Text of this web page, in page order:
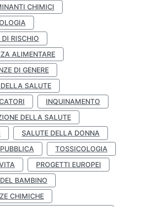
CHIMICI
DI RISCHIO
ALIMENTARE
DI GENERE
SALUTE
INQUINAMENTO
DELLA SALUTE
SALUTE DELLA DONNA
TOSSICOLOGIA
PROGETTI EUROPEI
BAMBINO
CHIMICHE